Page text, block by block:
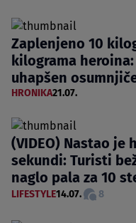
Zaplenjeno 10
kilograma
uhapšen
HRONIKA21.07.
(VIDEO) Nastao je
sekundi: Turisti
naglo pala za 10
LIFESTYLE14.07. 8